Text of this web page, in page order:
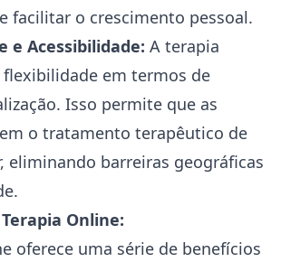
facilitar o crescimento pessoal.
e Acessibilidade: A terapia
em termos de
Isso permite que as
o tratamento terapêutico de
eliminando barreiras geográficas
Online:
oferece uma série de benefícios